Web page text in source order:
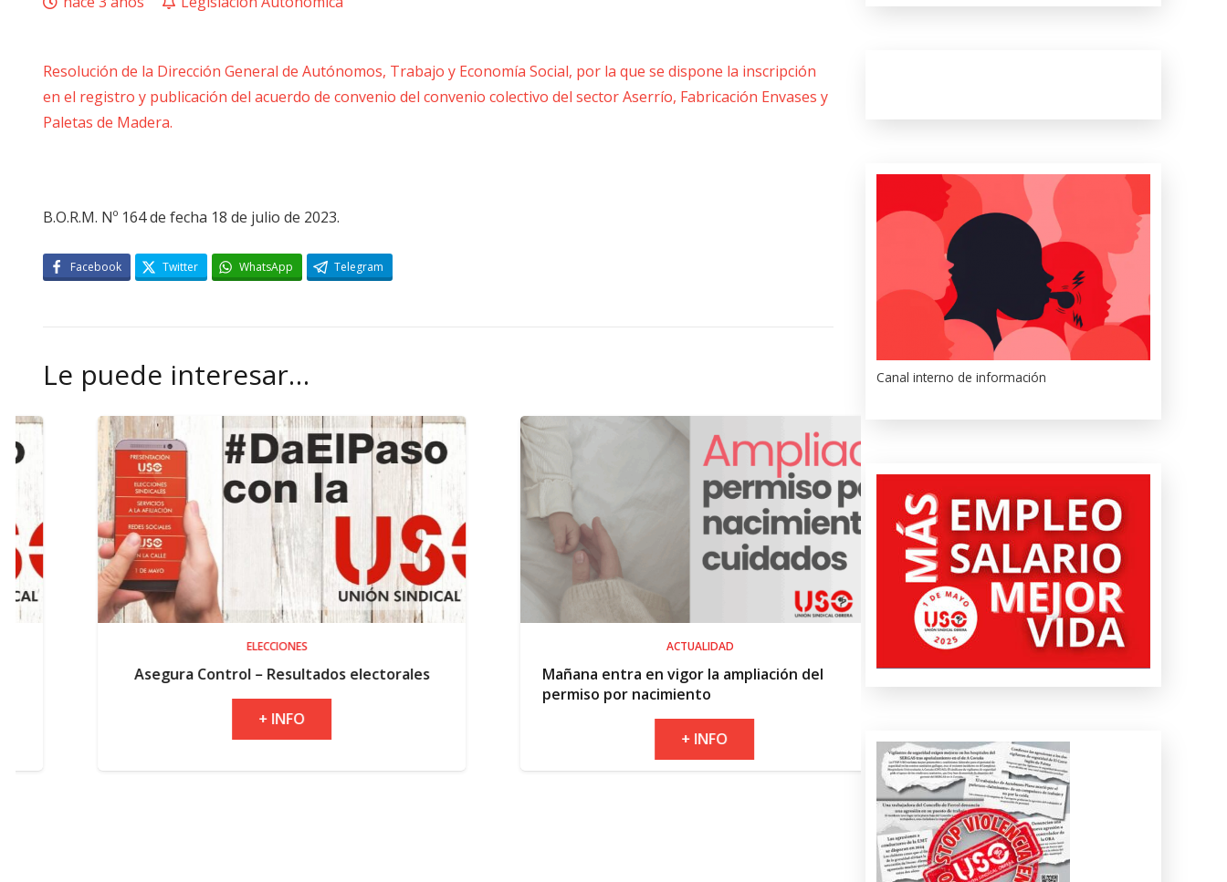
Resolución de la Dirección General de Autónomos, Trabajo y Economía Social, por la que se dispone la inscripción
en el registro y publicación del acuerdo de convenio del convenio colectivo del sector Aserrío, Fabricación Envases y
Paletas de Madera.
B.O.R.M. Nº 164 de fecha 18 de julio de 2023.
Facebook Twitter WhatsApp Telegram
Le puede interesar…
Asegura Control – Resultados electorales
Mañana entra en vigor la ampliación del
permiso por nacimiento
SALUD LABORAL
Procedimiento práctico ante alerta naranja o
+ INFO
Canal interno de información